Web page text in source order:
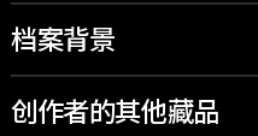
档案背景
创作者的其他藏品